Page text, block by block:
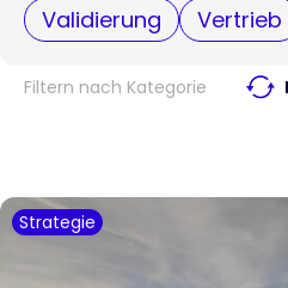
Validierung
Vertrieb
Filtern nach Kategorie
Strategie